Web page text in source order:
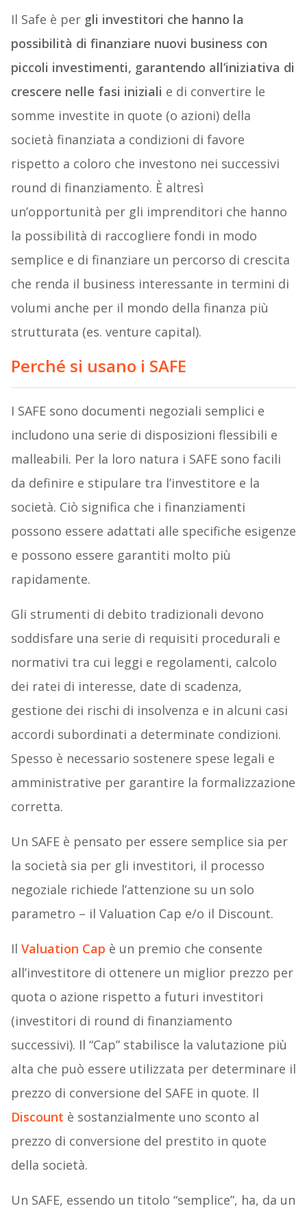
Il Safe è per gli investitori che hanno la
possibilità di finanziare nuovi business con
piccoli investimenti, garantendo all’iniziativa di
crescere nelle fasi iniziali e di convertire le
somme investite in quote (o azioni) della
società finanziata a condizioni di favore
rispetto a coloro che investono nei successivi
round di finanziamento. È altresì
un’opportunità per gli imprenditori che hanno
la possibilità di raccogliere fondi in modo
semplice e di finanziare un percorso di crescita
che renda il business interessante in termini di
volumi anche per il mondo della finanza più
strutturata (es. venture capital).
Perché si usano i SAFE
I SAFE sono documenti negoziali semplici e
includono una serie di disposizioni flessibili e
malleabili. Per la loro natura i SAFE sono facili
da definire e stipulare tra l’investitore e la
società. Ciò significa che i finanziamenti
possono essere adattati alle specifiche esigenze
e possono essere garantiti molto più
rapidamente.
Gli strumenti di debito tradizionali devono
soddisfare una serie di requisiti procedurali e
normativi tra cui leggi e regolamenti, calcolo
dei ratei di interesse, date di scadenza,
gestione dei rischi di insolvenza e in alcuni casi
accordi subordinati a determinate condizioni.
Spesso è necessario sostenere spese legali e
amministrative per garantire la formalizzazione
corretta.
Un SAFE è pensato per essere semplice sia per
la società sia per gli investitori, il processo
negoziale richiede l’attenzione su un solo
parametro – il Valuation Cap e/o il Discount.
Il Valuation Cap è un premio che consente
all’investitore di ottenere un miglior prezzo per
quota o azione rispetto a futuri investitori
(investitori di round di finanziamento
successivi). Il “Cap” stabilisce la valutazione più
alta che può essere utilizzata per determinare il
prezzo di conversione del SAFE in quote. Il
Discount è sostanzialmente uno sconto al
prezzo di conversione del prestito in quote
della società.
Un SAFE, essendo un titolo “semplice”, ha, da un